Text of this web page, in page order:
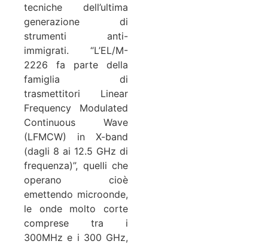
tecniche dell’ultima
generazione di
strumenti anti-
immigrati. “L’EL/M-
2226 fa parte della
famiglia di
trasmettitori Linear
Frequency Modulated
Continuous Wave
(LFMCW) in X-band
(dagli 8 ai 12.5 GHz di
frequenza)”, quelli che
operano cioè
emettendo microonde,
le onde molto corte
comprese tra i
300MHz e i 300 GHz,